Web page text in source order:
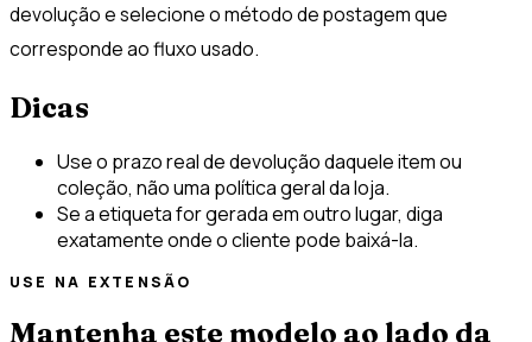
devolução e selecione o método de postagem que
corresponde ao fluxo usado.
Dicas
Use o prazo real de devolução daquele item ou
coleção, não uma política geral da loja.
Se a etiqueta for gerada em outro lugar, diga
exatamente onde o cliente pode baixá-la.
USE NA EXTENSÃO
Mantenha este modelo ao lado da